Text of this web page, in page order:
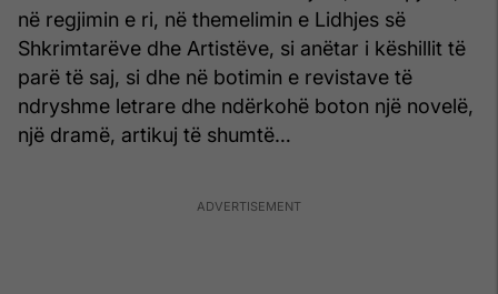
në regjimin e ri, në themelimin e Lidhjes së
Shkrimtarëve dhe Artistëve, si anëtar i këshillit të
parë të saj, si dhe në botimin e revistave të
ndryshme letrare dhe ndërkohë boton një novelë,
një dramë, artikuj të shumtë…